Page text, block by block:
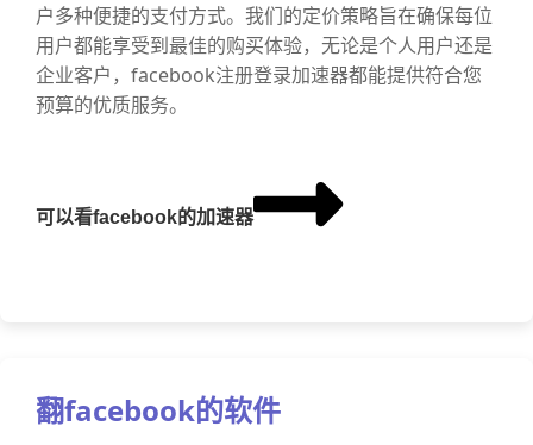
户多种便捷的支付方式。我们的定价策略旨在确保每位
用户都能享受到最佳的购买体验，无论是个人用户还是
企业客户，facebook注册登录加速器都能提供符合您
预算的优质服务。
可以看facebook的加速器
翻facebook的软件